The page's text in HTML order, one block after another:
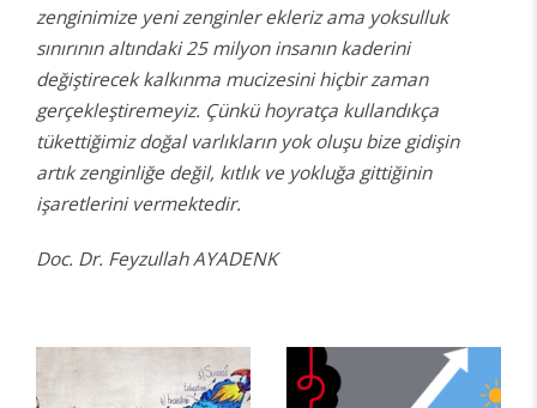
zenginimize yeni zenginler ekleriz ama yoksulluk
sınırının altındaki 25 milyon insanın kaderini
değiştirecek kalkınma mucizesini hiçbir zaman
gerçekleştiremeyiz. Çünkü hoyratça kullandıkça
tükettiğimiz doğal varlıkların yok oluşu bize gidişin
artık zenginliğe değil, kıtlık ve yokluğa gittiğinin
işaretlerini vermektedir.
Doc. Dr. Feyzullah AYADENK